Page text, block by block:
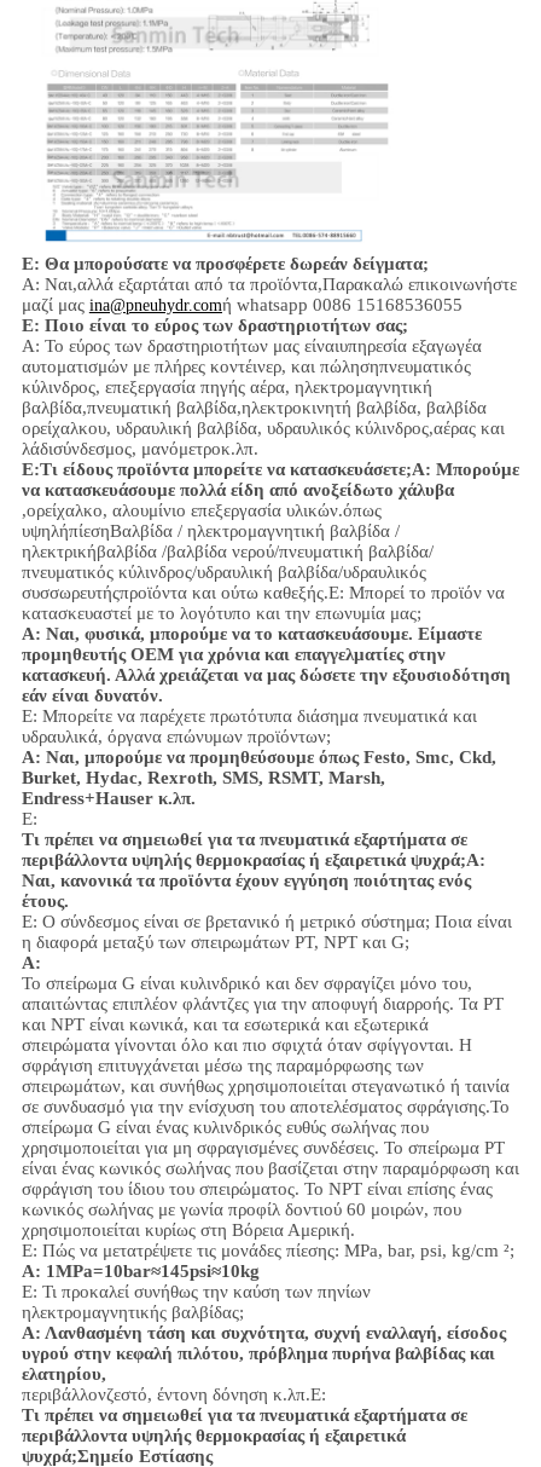
Ε: Θα μπορούσατε να προσφέρετε δωρεάν δείγματα;
Α: Ναι,αλλά εξαρτάται από τα προϊόντα,Παρακαλώ επικοινωνήστε
μαζί μας ina@pneuhydr.comή whatsapp 0086 15168536055
Ε: Ποιο είναι το εύρος των δραστηριοτήτων σας;
Α: Το εύρος των δραστηριοτήτων μας είναιυπηρεσία εξαγωγέα
αυτοματισμών με πλήρες κοντέινερ, και πώλησηπνευματικός
κύλινδρος, επεξεργασία πηγής αέρα, ηλεκτρομαγνητική
βαλβίδα,πνευματική βαλβίδα,ηλεκτροκινητή βαλβίδα, βαλβίδα
ορείχαλκου, υδραυλική βαλβίδα, υδραυλικός κύλινδρος,αέρας και
λάδισύνδεσμος, μανόμετροκ.λπ.
Ε:Τι είδους προϊόντα μπορείτε να κατασκευάσετε;Α: Μπορούμε
να κατασκευάσουμε πολλά είδη από ανοξείδωτο χάλυβα
,ορείχαλκο, αλουμίνιο επεξεργασία υλικών.όπως
υψηλήπίεσηΒαλβίδα / ηλεκτρομαγνητική βαλβίδα /
ηλεκτρικήβαλβίδα /βαλβίδα νερού/πνευματική βαλβίδα/
πνευματικός κύλινδρος/υδραυλική βαλβίδα/υδραυλικός
συσσωρευτήςπροϊόντα και ούτω καθεξής.Ε: Μπορεί το προϊόν να
κατασκευαστεί με το λογότυπο και την επωνυμία μας;
Α: Ναι, φυσικά, μπορούμε να το κατασκευάσουμε. Είμαστε
προμηθευτής OEM για χρόνια και επαγγελματίες στην
κατασκευή. Αλλά χρειάζεται να μας δώσετε την εξουσιοδότηση
εάν είναι δυνατόν.
Ε: Μπορείτε να παρέχετε πρωτότυπα διάσημα πνευματικά και
υδραυλικά, όργανα επώνυμων προϊόντων;
Α: Ναι, μπορούμε να προμηθεύσουμε όπως Festo, Smc, Ckd,
Burket, Hydac, Rexroth, SMS, RSMT, Marsh,
Endress+Hauser κ.λπ.
Ε:
Τι πρέπει να σημειωθεί για τα πνευματικά εξαρτήματα σε
περιβάλλοντα υψηλής θερμοκρασίας ή εξαιρετικά ψυχρά;Α:
Ναι, κανονικά τα προϊόντα έχουν εγγύηση ποιότητας ενός
έτους.
Ε: Ο σύνδεσμος είναι σε βρετανικό ή μετρικό σύστημα; Ποια είναι
η διαφορά μεταξύ των σπειρωμάτων PT, NPT και G;
Α:
Το σπείρωμα G είναι κυλινδρικό και δεν σφραγίζει μόνο του,
απαιτώντας επιπλέον φλάντζες για την αποφυγή διαρροής. Τα PT
και NPT είναι κωνικά, και τα εσωτερικά και εξωτερικά
σπειρώματα γίνονται όλο και πιο σφιχτά όταν σφίγγονται. Η
σφράγιση επιτυγχάνεται μέσω της παραμόρφωσης των
σπειρωμάτων, και συνήθως χρησιμοποιείται στεγανωτικό ή ταινία
σε συνδυασμό για την ενίσχυση του αποτελέσματος σφράγισης.Το
σπείρωμα G είναι ένας κυλινδρικός ευθύς σωλήνας που
χρησιμοποιείται για μη σφραγισμένες συνδέσεις. Το σπείρωμα PT
είναι ένας κωνικός σωλήνας που βασίζεται στην παραμόρφωση και
σφράγιση του ίδιου του σπειρώματος. Το NPT είναι επίσης ένας
κωνικός σωλήνας με γωνία προφίλ δοντιού 60 μοιρών, που
χρησιμοποιείται κυρίως στη Βόρεια Αμερική.
Ε: Πώς να μετατρέψετε τις μονάδες πίεσης: MPa, bar, psi, kg/cm ²;
Α: 1MPa=10bar≈145psi≈10kg
Ε: Τι προκαλεί συνήθως την καύση των πηνίων
ηλεκτρομαγνητικής βαλβίδας;
Α: Λανθασμένη τάση και συχνότητα, συχνή εναλλαγή, είσοδος
υγρού στην κεφαλή πιλότου, πρόβλημα πυρήνα βαλβίδας και
ελατηρίου,
περιβάλλονζεστό, έντονη δόνηση κ.λπ.Ε:
Τι πρέπει να σημειωθεί για τα πνευματικά εξαρτήματα σε
περιβάλλοντα υψηλής θερμοκρασίας ή εξαιρετικά
ψυχρά;Σημείο Εστίασης